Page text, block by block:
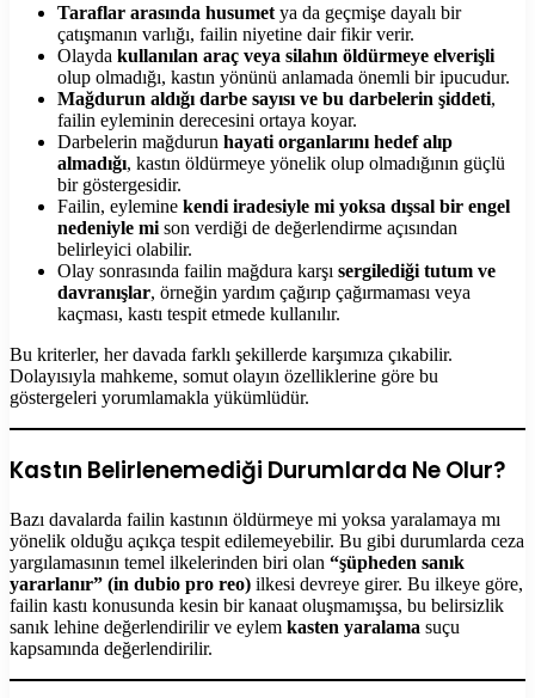
Taraflar arasında husumet ya da geçmişe dayalı bir
çatışmanın varlığı, failin niyetine dair fikir verir.
Olayda kullanılan araç veya silahın öldürmeye elverişli
olup olmadığı, kastın yönünü anlamada önemli bir ipucudur.
Mağdurun aldığı darbe sayısı ve bu darbelerin şiddeti,
failin eyleminin derecesini ortaya koyar.
Darbelerin mağdurun hayati organlarını hedef alıp
almadığı, kastın öldürmeye yönelik olup olmadığının güçlü
bir göstergesidir.
Failin, eylemine kendi iradesiyle mi yoksa dışsal bir engel
nedeniyle mi son verdiği de değerlendirme açısından
belirleyici olabilir.
Olay sonrasında failin mağdura karşı sergilediği tutum ve
davranışlar, örneğin yardım çağırıp çağırmaması veya
kaçması, kastı tespit etmede kullanılır.
Bu kriterler, her davada farklı şekillerde karşımıza çıkabilir.
Dolayısıyla mahkeme, somut olayın özelliklerine göre bu
göstergeleri yorumlamakla yükümlüdür.
Kastın Belirlenemediği Durumlarda Ne Olur?
Bazı davalarda failin kastının öldürmeye mi yoksa yaralamaya mı
yönelik olduğu açıkça tespit edilemeyebilir. Bu gibi durumlarda ceza
yargılamasının temel ilkelerinden biri olan “şüpheden sanık
yararlanır” (in dubio pro reo) ilkesi devreye girer. Bu ilkeye göre,
failin kastı konusunda kesin bir kanaat oluşmamışsa, bu belirsizlik
sanık lehine değerlendirilir ve eylem kasten yaralama suçu
kapsamında değerlendirilir.